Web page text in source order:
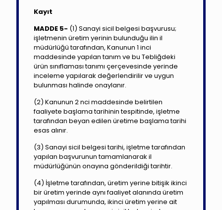
Kayıt
MADDE 5- (1) Sanayi sicil belgesi başvurusu;
işletmenin üretim yerinin bulunduğu ilin il
müdürlüğü tarafından, Kanunun 1 inci
maddesinde yapılan tanım ve bu Tebliğdeki
ürün sınıflaması tanımı çerçevesinde yerinde
inceleme yapılarak değerlendirilir ve uygun
bulunması halinde onaylanır.
(2) Kanunun 2 nci maddesinde belirtilen
faaliyete başlama tarihinin tespitinde, işletme
tarafından beyan edilen üretime başlama tarihi
esas alınır.
(3) Sanayi sicil belgesi tarihi, işletme tarafından
yapılan başvurunun tamamlanarak il
müdürlüğünün onayına gönderildiği tarihtir.
(4) İşletme tarafından, üretim yerine bitişik ikinci
bir üretim yerinde aynı faaliyet alanında üretim
yapılması durumunda, ikinci üretim yerine ait